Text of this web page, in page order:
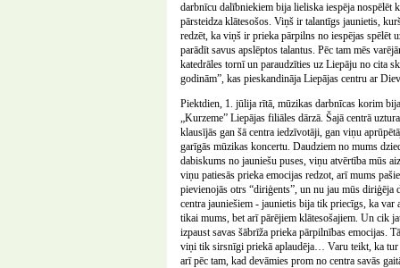
darbnīcu dalībniekiem bija lieliska iespēja nospēlēt
pārsteidza klātesošos. Viņš ir talantīgs jaunietis,
redzēt, ka viņš ir prieka pārpilns no iespējas spēlēt
parādīt savus apslēptos talantus. Pēc tam mēs
katedrāles tornī un paraudzīties uz Liepāju no cita
godinām”, kas pieskandināja Liepājas centru ar
Piektdien, 1. jūlija rītā, mūzikas darbnīcas korim
„Kurzeme” Liepājas filiāles dārzā. Šajā centrā
klausījās gan šā centra iedzīvotāji, gan viņu
garīgās mūzikas koncertu. Daudziem no mums
dabiskums no jauniešu puses, viņu atvērtība mūs
viņu patiesās prieka emocijas redzot, arī mums
pievienojās otrs “diriģents”, un nu jau mūs
centra jauniešiem - jaunietis bija tik priecīgs, ka
tikai mums, bet arī pārējiem klātesošajiem. Un cik
izpaust savas šābrīža prieka pārpilnības emocijas.
viņi tik sirsnīgi priekā aplaudēja… Varu teikt, ka tur
arī pēc tam, kad devāmies prom no centra savās